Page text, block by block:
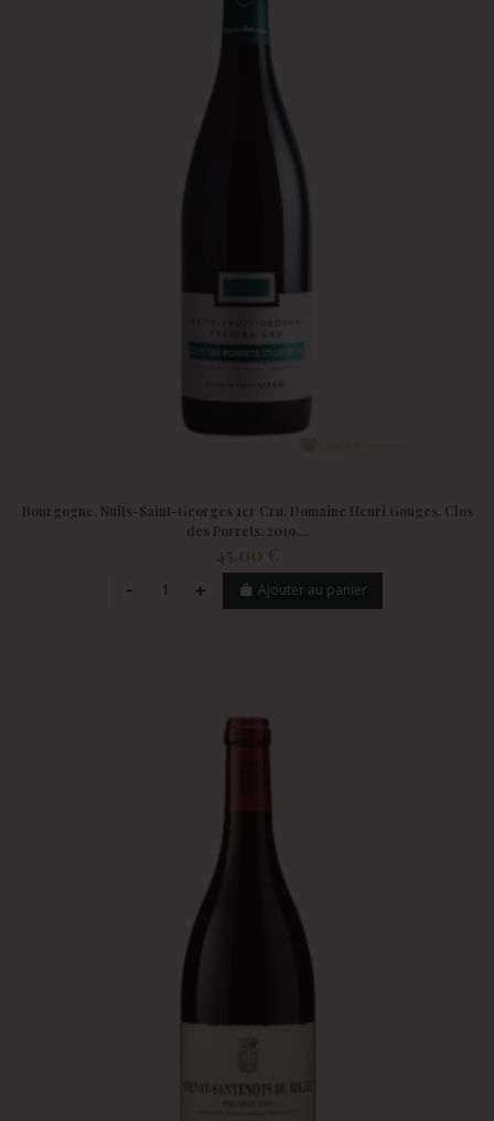
Bourgogne, Nuits-Saint-Georges 1er Cru, Domaine Henri Gouges, Clos
des Porrets, 2019,...
45,00 €
Ajouter au panier